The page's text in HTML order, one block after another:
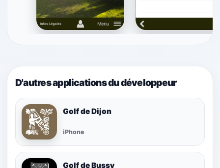
D'autres applications du développeur
Golf de Dijon
iPhone
Golf de Bussy